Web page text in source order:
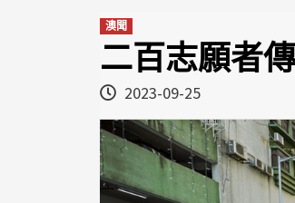
澳聞
二百志願者
2023-09-25